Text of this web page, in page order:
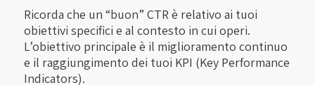
Ricorda che un “buon” CTR è relativo ai tuoi
obiettivi specifici e al contesto in cui operi.
L’obiettivo principale è il miglioramento continuo
e il raggiungimento dei tuoi KPI (Key Performance
Indicators).